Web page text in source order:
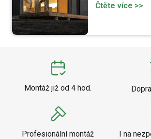
Čtěte více >>
Montáž již od 4 hod.
Profesionální montáž I na